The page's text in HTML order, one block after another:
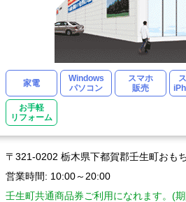
家電
Windows
パソコン
スマホ
販売
お手軽
リフォーム
〒321-0202 栃木県下都賀郡壬生町おも
営業時間: 10:00～20:00
壬生町共通商品券ご利用になれます。(